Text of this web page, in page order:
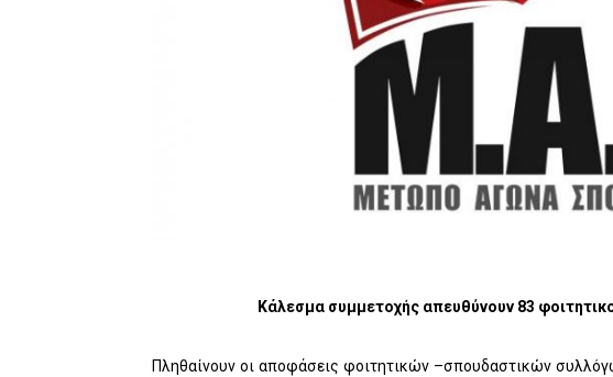
Κάλεσμα συμμετοχής απευθύνουν 83
Πληθαίνουν οι αποφάσεις φοιτητικών –σπουδαστικών